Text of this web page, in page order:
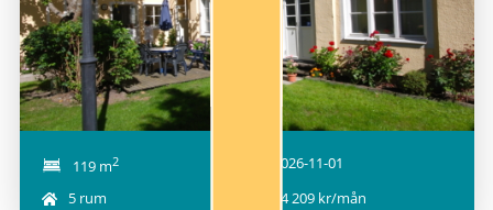
119 m2
2026-11-01
5 rum
14 209 kr/mån